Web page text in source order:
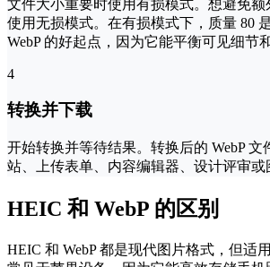
文件大小重要时使用有损模式。想避免
使用无损模式。在有损模式下，质量 80
WebP 的好起点，因为它能平衡可见细节
4
转换并下载
开始转换并等待结果。转换后的 WebP 文
站、上传表单、内容编辑器、设计评审或
HEIC 和 WebP 的区别
HEIC 和 WebP 都是现代图片格式，但适